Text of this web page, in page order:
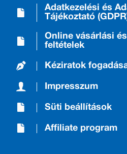
Adatkezelési és
Tájékoztató
Online vásárlási
feltételek
Kéziratok
Impresszum
Süti beállítások
Affiliate program